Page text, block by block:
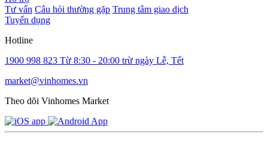
Tư vấn Câu hỏi thường gặp Trung tâm giao dịch
Tuyển dụng
Hotline
1900 998 823 Từ 8:30 - 20:00 trừ ngày Lễ, Tết
market@vinhomes.vn
Theo dõi Vinhomes Market